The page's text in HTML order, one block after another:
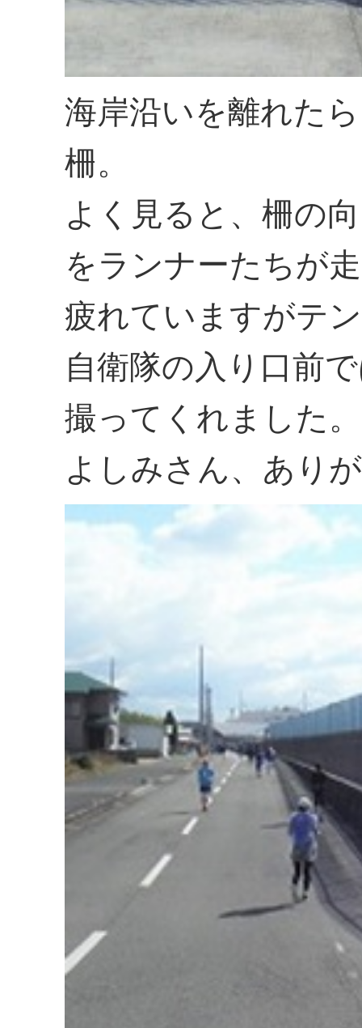
海岸沿いを離れた
柵。
よく見ると、柵の
をランナーたちが
疲れていますがテ
自衛隊の入り口前
撮ってくれました。
よしみさん、あり